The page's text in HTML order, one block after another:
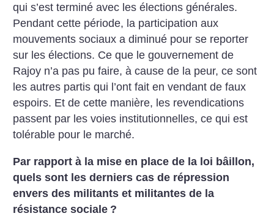
qui s’est terminé avec les élections générales.
Pendant cette période, la participation aux
mouvements sociaux a diminué pour se reporter
sur les élections. Ce que le gouvernement de
Rajoy n’a pas pu faire, à cause de la peur, ce sont
les autres partis qui l’ont fait en vendant de faux
espoirs. Et de cette manière, les revendications
passent par les voies institutionnelles, ce qui est
tolérable pour le marché.
Par rapport à la mise en place de la loi bâillon,
quels sont les derniers cas de répression
envers des militants et militantes de la
résistance sociale ?